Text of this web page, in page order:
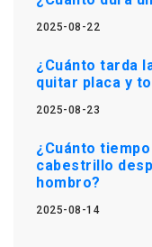
2025-08-22
¿Cuánto tarda
quitar placa y
2025-08-23
¿Cuánto
cabestrillo
hombro?
2025-08-14